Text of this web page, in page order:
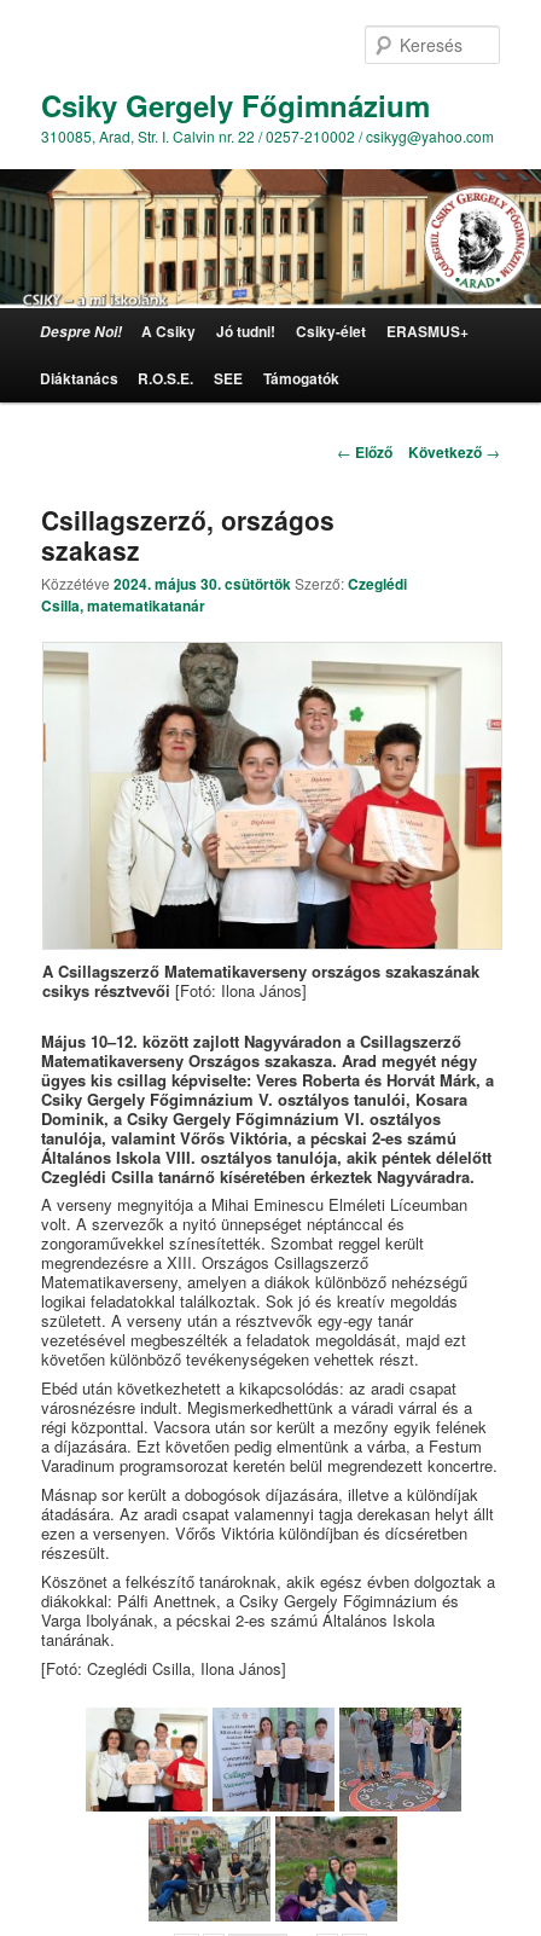
Csiky Gergely Főgimnázium
310085, Arad, Str. I. Calvin nr. 22 / 0257-210002 / csikyg@yahoo.com
Tovább az elsődleges tartalomra
Despre Noi! A Csiky Jó tudni! Csiky-élet ERASMUS+
Diáktanács R.O.S.E. SEE Támogatók
Bejegyzés navigáció
← Előző Következő →
Csillagszerző, országos
szakasz
Közzétéve2024. május 30. csütörtökSzerző:Czeglédi
Csilla, matematikatanár
A Csillagszerző Matematikaverseny országos szakaszának
csikys résztvevői [Fotó: Ilona János]
Május 10–12. között zajlott Nagyváradon a Csillagszerző
Matematikaverseny Országos szakasza. Arad megyét négy
ügyes kis csillag képviselte: Veres Roberta és Horvát Márk, a
Csiky Gergely Főgimnázium V. osztályos tanulói, Kosara
Dominik, a Csiky Gergely Főgimnázium VI. osztályos
tanulója, valamint Vőrős Viktória, a pécskai 2-es számú
Általános Iskola VIII. osztályos tanulója, akik péntek délelőtt
Czeglédi Csilla tanárnő kíséretében érkeztek Nagyváradra.
A verseny megnyitója a Mihai Eminescu Elméleti Líceumban
volt. A szervezők a nyitó ünnepséget néptánccal és
zongoraművekkel színesítették. Szombat reggel került
megrendezésre a XIII. Országos Csillagszerző
Matematikaverseny, amelyen a diákok különböző nehézségű
logikai feladatokkal találkoztak. Sok jó és kreatív megoldás
született. A verseny után a résztvevők egy-egy tanár
vezetésével megbeszélték a feladatok megoldását, majd ezt
követően különböző tevékenységeken vehettek részt.
Ebéd után következhetett a kikapcsolódás: az aradi csapat
városnézésre indult. Megismerkedhettünk a váradi várral és a
régi központtal. Vacsora után sor került a mezőny egyik felének
a díjazására. Ezt követően pedig elmentünk a várba, a Festum
Varadinum programsorozat keretén belül megrendezett koncertre.
Másnap sor került a dobogósok díjazására, illetve a különdíjak
átadására. Az aradi csapat valamennyi tagja derekasan helyt állt
ezen a versenyen. Vőrős Viktória különdíjban és dícséretben
részesült.
Köszönet a felkészítő tanároknak, akik egész évben dolgoztak a
diákokkal: Pálfi Anettnek, a Csiky Gergely Főgimnázium és
Varga Ibolyának, a pécskai 2-es számú Általános Iskola
tanárának.
[Fotó: Czeglédi Csilla, Ilona János]